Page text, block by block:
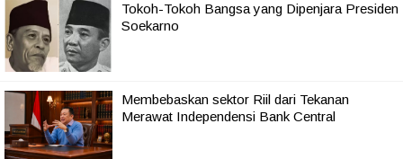
Tokoh-Tokoh Bangsa yang Dipenjara Presiden
Soekarno
Membebaskan sektor Riil dari Tekanan
Merawat Independensi Bank Central